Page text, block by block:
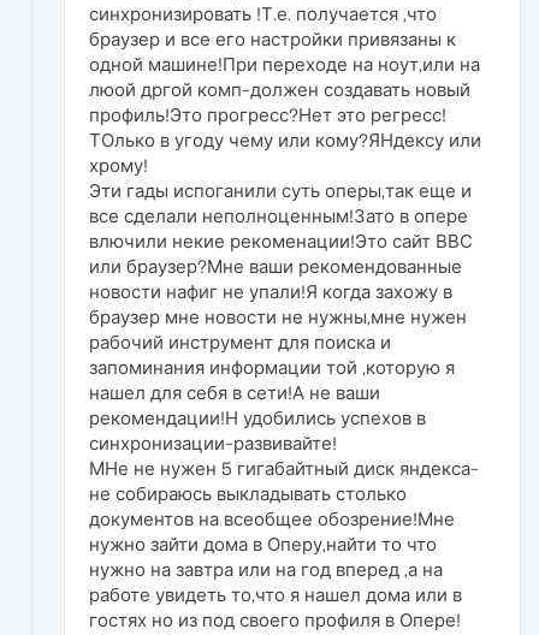
синхронизировать !Т.е. получается ,что
браузер и все его настройки привязаны к
одной машине!При переходе на ноут,или на
люой дргой комп-должен создавать новый
профиль!Это прогресс?Нет это регресс!
ТОлько в угоду чему или кому?ЯНдексу или
хрому!
Эти гады испоганили суть оперы,так еще и
все сделали неполноценным!Зато в опере
влючили некие рекоменации!Это сайт ВВС
или браузер?Мне ваши рекомендованные
новости нафиг не упали!Я когда захожу в
браузер мне новости не нужны,мне нужен
рабочий инструмент для поиска и
запоминания информации той ,которую я
нашел для себя в сети!А не ваши
рекомендации!Н удобились успехов в
синхронизации-развивайте!
МНе не нужен 5 гигабайтный диск яндекса-
не собираюсь выкладывать столько
документов на всеобщее обозрение!Мне
нужно зайти дома в Оперу,найти то что
нужно на завтра или на год вперед ,а на
работе увидеть то,что я нашел дома или в
гостях но из под своего профиля в Опере!